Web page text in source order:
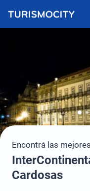
Encontrá las
Cardosas